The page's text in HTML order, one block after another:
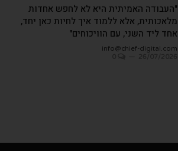
"העבודה האמיתית היא לא לחפש אחדות
מלאכותית, אלא ללמוד איך לחיות כאן יחד,
אחד ליד השני, עם הוויכוחים"
info@chief-digital.com